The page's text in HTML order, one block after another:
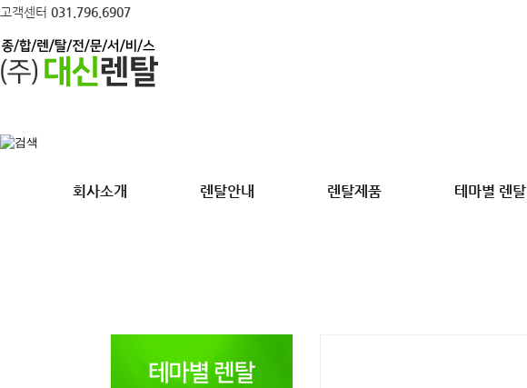
고객센터 031.796.6907
회사소개 렌탈안내 렌탈제품 테마별 렌탈